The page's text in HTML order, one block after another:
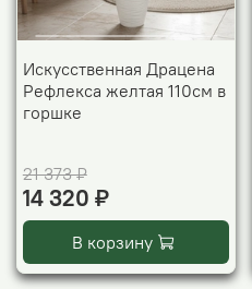
Искусственная Драцена
Рефлекса желтая 110см в
горшке
21 373 ₽
14 320 ₽
В корзину